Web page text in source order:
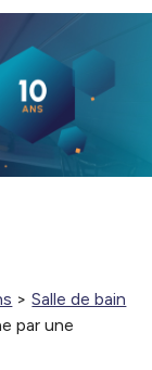
>Salle de bain
par une